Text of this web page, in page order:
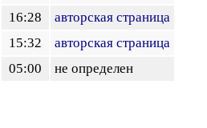
16:28
авторская страница
15:32
авторская страница
05:00 не определен